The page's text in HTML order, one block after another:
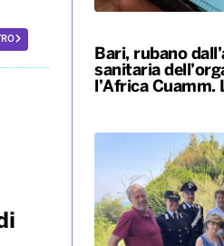
Bari, rubano
sanitaria
l’Africa Cuamm.